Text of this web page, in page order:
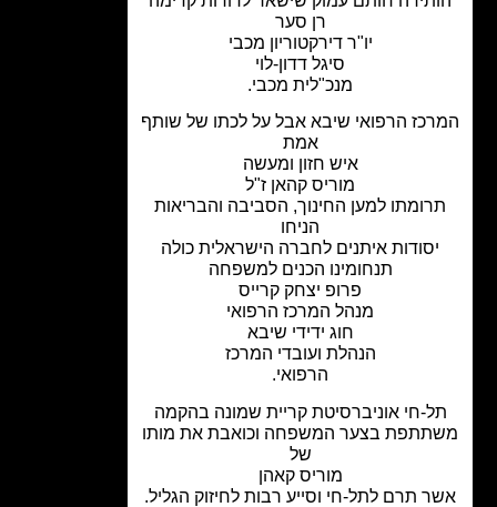
יו"ר דירקטוריון מכבי
סיגל דדון-לוי
מנכ"לית מכבי.
הרפואי שיבא אבל על לכתו של שותף
איש חזון ומעשה
מוריס קהאן ז"ל
למען החינוך, הסביבה והבריאות
יסודות איתנים לחברה הישראלית כולה
תנחומינו הכנים למשפחה
פרופ יצחק קרייס
מנהל המרכז הרפואי
חוג ידידי שיבא
הנהלת ועובדי המרכז
חי אוניברסיטת קריית שמונה בהקמה
בצער המשפחה וכואבת את מותו
מוריס קאהן
תרם לתל-חי וסייע רבות לחיזוק הגליל.